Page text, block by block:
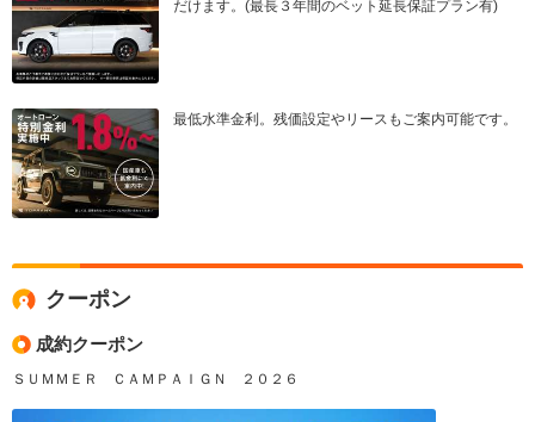
だけます。(最長３年間のベット延長保証プラン有)
最低水準金利。残価設定やリースもご案内可能です。
クーポン
成約クーポン
ＳＵＭＭＥＲ ＣＡＭＰＡＩＧＮ ２０２６